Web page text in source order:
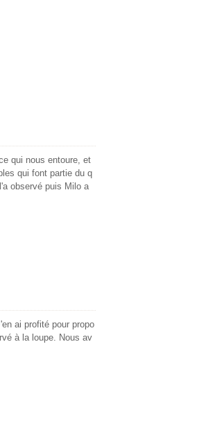
qui nous entoure, et
qui font partie du q
observé puis Milo a
ai profité pour propo
à la loupe. Nous av